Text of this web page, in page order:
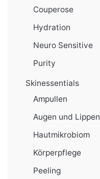
Couperose
Hydration
Neuro Sensitive
Purity
Skinessentials
Ampullen
Augen und Lippen
Hautmikrobiom
Körperpflege
Peeling